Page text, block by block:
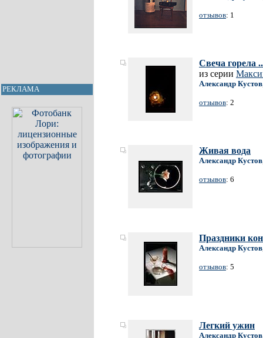
РЕКЛАМА
отзывов: 1
Свеча горела
из серии
Александр Кустов
отзывов: 2
Живая вода
Александр Кустов
отзывов: 6
Праздники
Александр Кустов
отзывов: 5
Легкий ужин
Александр Кустов